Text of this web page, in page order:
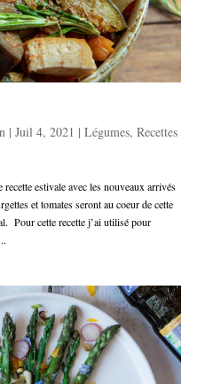
| Juil 4, 2021 | Légumes, Recettes
estivale avec les nouveaux arrivés
et tomates seront au coeur de cette
Pour cette recette j’ai utilisé pour